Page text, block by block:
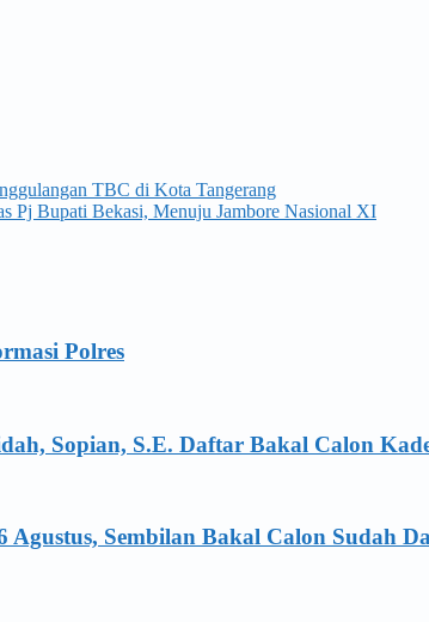
TBC di Kota Tangerang
Pj Bupati Bekasi, Menuju Jambore Nasional XI
Polres
Sopian, S.E. Daftar Bakal Calon
Sembilan Bakal Calon Sudah